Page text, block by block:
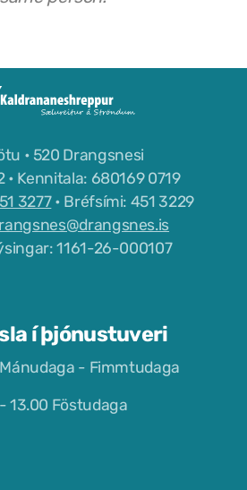
• 520 Drangsnesi
• Kennitala: 680169 0719
3277• Bréfsími: 451 3229
1161-26-000107
í þjónustuveri
- Fimmtudaga
13.00 Föstudaga